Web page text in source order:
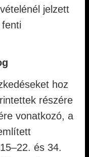
jelzett
hoz
részére
vonatkozó, a
és 34.